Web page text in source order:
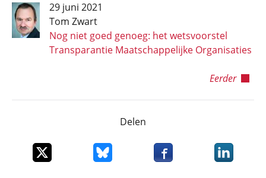
29 juni 2021
Tom Zwart
Nog niet goed genoeg: het wetsvoorstel
Transparantie Maatschappelijke Organisaties
Eerder
Delen
Deel dit item op XDeel dit item op Bluesky
Deel dit item opDeel dit